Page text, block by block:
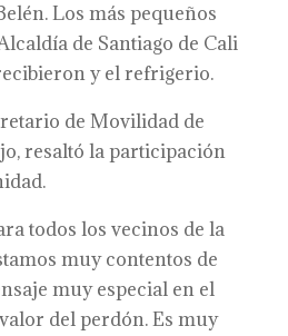
Los más pequeños
de Santiago de Cali
y el refrigerio.
de Movilidad de
resaltó la participación
todos los vecinos de la
muy contentos de
muy especial en el
del perdón. Es muy